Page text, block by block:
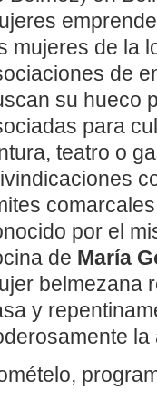
mujeres de la
de
su hueco
para
teatro o
por el
de María
belmezana
y